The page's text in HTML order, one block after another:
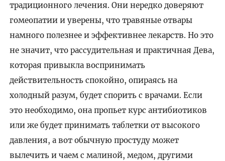
традиционного лечения. Они нередко доверяют
гомеопатии и уверены, что травяные отвары
намного полезнее и эффективнее лекарств. Но это
не значит, что рассудительная и практичная Дева,
которая привыкла воспринимать
действительность спокойно, опираясь на
холодный разум, будет спорить с врачами. Если
это необходимо, она пропьет курс антибиотиков
или же будет принимать таблетки от высокого
давления, а вот обычную простуду может
вылечить и чаем с малиной, медом, другими